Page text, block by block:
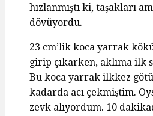
hızlanmıştı ki, taşakları
dövüyordu.
23 cm’lik koca yarrak
girip çıkarken, aklıma ilk
Bu koca yarrak ilkkez
kadarda acı çekmiştim.
zevk alıyordum. 10